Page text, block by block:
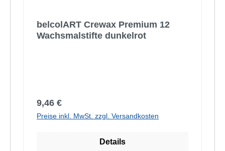
belcolART Crewax Premium 12
Wachsmalstifte dunkelrot
Regulärer Preis:
9,46 €
Preise inkl. MwSt. zzgl. Versandkosten
Details